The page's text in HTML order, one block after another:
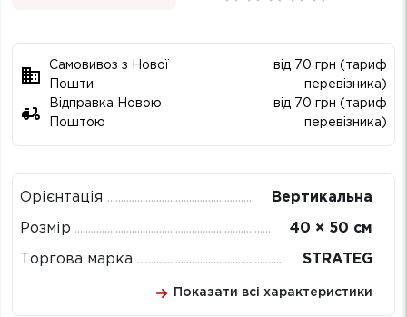
Самовивоз з Нової
Пошти
від 70 грн (тариф
перевізника)
Відправка Новою
Поштою
від 70 грн (тариф
перевізника)
Орієнтація Вертикальна
Розмір 40 × 50 см
Торгова марка STRATEG
Показати всі характеристики